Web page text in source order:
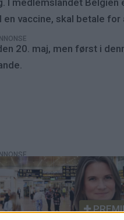
vaccine, skal betale for
20. maj, men først i